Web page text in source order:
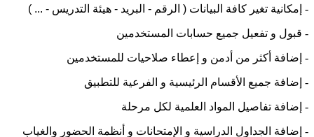
- إمكانية تغير كافة البيانات ( الرقم - البريد - هيئة التدريس - ... )
- قبول و تفعيل جميع حسابات المستخدمين
- إضافة أكثر من أدمن و إعطاء صلاحيات للمستخدمين
- إضافة جميع الأقسام الرئيسية و الفرعية للتطبيق
- إضافة تفاصيل المواد العلمية لكل مرحلة
- إضافة الجداول الدراسية و الإمتحانات و أنظمة الحضور والغياب